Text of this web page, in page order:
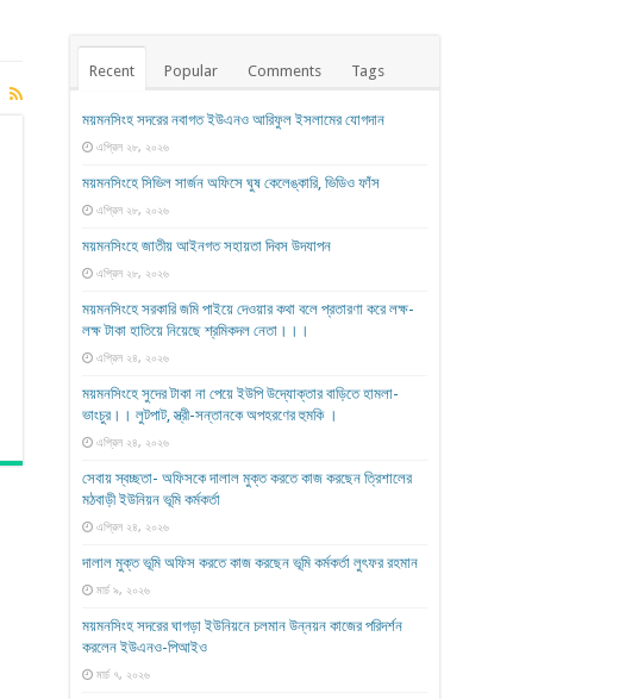
Recent Popular Comments Tags
ময়মনসিংহ সদরের নবাগত ইউএনও আরিফুল ইসলামের যোগদান
এপ্রিল ২৮, ২০২৬
ময়মনসিংহে সিভিল সার্জন অফিসে ঘুষ কেলেঙ্কারি, ভিডিও ফাঁস
এপ্রিল ২৮, ২০২৬
ময়মনসিংহে জাতীয় আইনগত সহায়তা দিবস উদযাপন
এপ্রিল ২৮, ২০২৬
ময়মনসিংহে সরকারি জমি পাইয়ে দেওয়ার কথা বলে প্রতারণা করে লক্ষ-
লক্ষ টাকা হাতিয়ে নিয়েছে শ্রমিকদল নেতা।।।
এপ্রিল ২৪, ২০২৬
ময়মনসিংহে সুদের টাকা না পেয়ে ইউপি উদ্যোক্তার বাড়িতে হামলা-
ভাংচুর।। লুটপাট, স্ত্রী‌-সন্তানকে অপহরণের হুমকি ।
এপ্রিল ২৪, ২০২৬
সেবায় স্বচ্ছতা- অফিসকে দালাল মুক্ত করতে কাজ করছেন ত্রিশালের
মঠবাড়ী ইউনিয়ন ভূমি কর্মকর্তা
এপ্রিল ২৪, ২০২৬
দালাল মুক্ত ভূমি অফিস করতে কাজ করছেন ভূমি কর্মকর্তা লুৎফর রহমান
মার্চ ৯, ২০২৬
ময়মনসিংহ সদরের ঘাগড়া ইউনিয়নে চলমান উন্নয়ন কাজের পরিদর্শন
করলেন ইউএনও-পিআইও
মার্চ ৭, ২০২৬